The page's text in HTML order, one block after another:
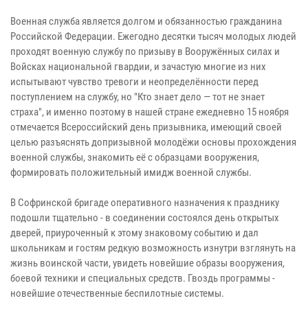
Военная служба является долгом и обязанностью гражданина
Российской Федерации. Ежегодно десятки тысяч молодых людей
проходят военную службу по призыву в Вооружённых силах и
Войсках национальной гвардии, и зачастую многие из них
испытывают чувство тревоги и неопределённости перед
поступлением на службу, но "Кто знает дело — тот не знает
страха", и именно поэтому в нашей стране ежедневно 15 ноября
отмечается Всероссийский день призывника, имеющий своей
целью разъяснять допризывной молодёжи основы прохождения
военной службы, знакомить её с образцами вооружения,
формировать положительный имидж военной службы.
В Софринской бригаде оперативного назначения к празднику
подошли тщательно - в соединении состоялся день открытых
дверей, приуроченный к этому знаковому событию и дал
школьникам и гостям редкую возможность изнутри взглянуть на
жизнь воинской части, увидеть новейшие образы вооружения,
боевой техники и специальных средств. Гвоздь программы -
новейшие отечественные беспилотные системы.